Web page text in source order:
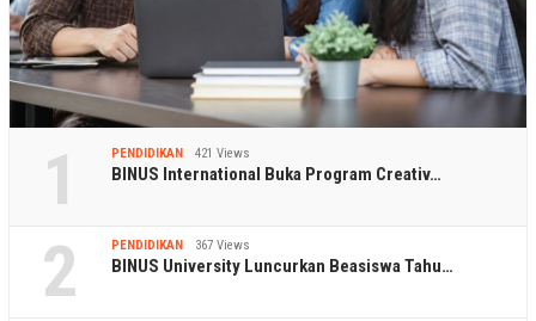
1 PENDIDIKAN 421 Views
BINUS International Buka Program Creativ…
2 PENDIDIKAN 367 Views
BINUS University Luncurkan Beasiswa Tahu…